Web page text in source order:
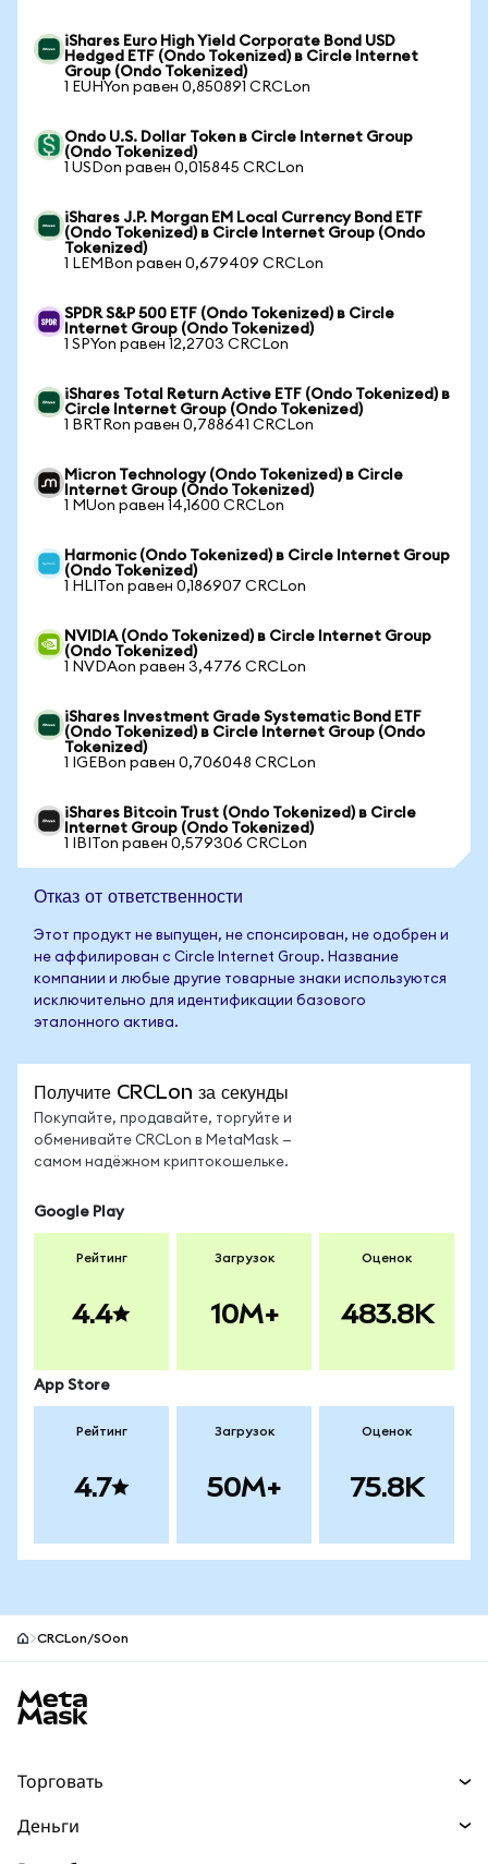
iShares Euro High Yield Corporate Bond USD
Hedged ETF (Ondo Tokenized) в Circle Internet
Group (Ondo Tokenized)
1 EUHYon равен 0,850891 CRCLon
Ondo U.S. Dollar Token в Circle Internet Group
(Ondo Tokenized)
1 USDon равен 0,015845 CRCLon
iShares J.P. Morgan EM Local Currency Bond ETF
(Ondo Tokenized) в Circle Internet Group (Ondo
Tokenized)
1 LEMBon равен 0,679409 CRCLon
SPDR S&P 500 ETF (Ondo Tokenized) в Circle
Internet Group (Ondo Tokenized)
1 SPYon равен 12,2703 CRCLon
iShares Total Return Active ETF (Ondo Tokenized) в
Circle Internet Group (Ondo Tokenized)
1 BRTRon равен 0,788641 CRCLon
Micron Technology (Ondo Tokenized) в Circle
Internet Group (Ondo Tokenized)
1 MUon равен 14,1600 CRCLon
Harmonic (Ondo Tokenized) в Circle Internet Group
(Ondo Tokenized)
1 HLITon равен 0,186907 CRCLon
NVIDIA (Ondo Tokenized) в Circle Internet Group
(Ondo Tokenized)
1 NVDAon равен 3,4776 CRCLon
iShares Investment Grade Systematic Bond ETF
(Ondo Tokenized) в Circle Internet Group (Ondo
Tokenized)
1 IGEBon равен 0,706048 CRCLon
iShares Bitcoin Trust (Ondo Tokenized) в Circle
Internet Group (Ondo Tokenized)
1 IBITon равен 0,579306 CRCLon
Отказ от ответственности
Этот продукт не выпущен, не спонсирован, не одобрен и
не аффилирован с Circle Internet Group. Название
компании и любые другие товарные знаки используются
исключительно для идентификации базового
эталонного актива.
Получите CRCLon за секунды
Покупайте, продавайте, торгуйте и
обменивайте CRCLon в MetaMask —
самом надёжном криптокошельке.
Google Play
Рейтинг
4.4
Загрузок
10M+
Оценок
483.8K
App Store
Рейтинг
4.7
Загрузок
50M+
Оценок
75.8K
CRCLon/SOon
Торговать
Деньги